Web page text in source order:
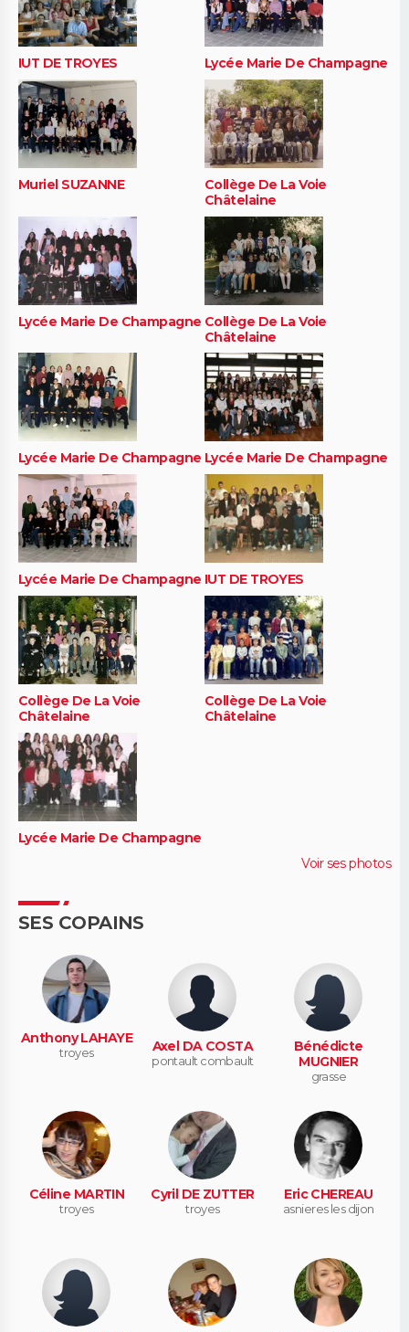
IUT DE TROYES Lycée Marie De Champagne
Muriel SUZANNE
Collège De La Voie
Châtelaine
Lycée Marie De Champagne Collège De La Voie
Châtelaine
Lycée Marie De Champagne Lycée Marie De Champagne
Lycée Marie De Champagne IUT DE TROYES
Collège De La Voie
Châtelaine
Collège De La Voie
Châtelaine
Lycée Marie De Champagne
Voir ses photos
SES COPAINS
Anthony LAHAYE
troyes Axel DA COSTA
pontault combault
Bénédicte
MUGNIER
grasse
Céline MARTIN
troyes
Cyril DE ZUTTER
troyes
Eric CHEREAU
asnieres les dijon